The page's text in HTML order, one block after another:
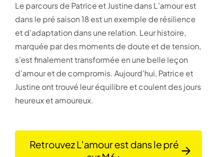
Le parcours de Patrice et Justine dans L’amour est
dans le pré saison 18 est un exemple de résilience
et d’adaptation dans une relation. Leur histoire,
marquée par des moments de doute et de tension,
s’est finalement transformée en une belle leçon
d’amour et de compromis. Aujourd’hui, Patrice et
Justine ont trouvé leur équilibre et coulent des jours
heureux et amoureux.
Retrouvez L'amour est dans le pré